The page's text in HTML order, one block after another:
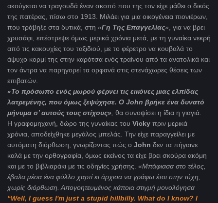
ακούγεται να τραγουδά έναν σκοπό που της τον είχε μάθει ο δικός
της πατέρας, πίσω στο 1913. Μιλάει για μια οικογένεια πιονιέρων,
που τράβηξε στα δυτικά, στη «Γη Της Επαγγελίας», για να βρει
χρυσάφι, επέστρεψε όμως μερικά χρόνια μετά, με τη γυναίκα νεκρή
από τις κακουχίες του ταξιδιού, με το φέρετρο να κουβαλά το
άψυχο κορμί της στην καρότσα ενός τραίνου από τα ανατολικά και
τον άντρα να παρηγορεί τα ορφανά στις στενάχωρες θέσεις των
επιβατών.
«Το πρόσωπο ενός μωρού φέρνει τις εικόνες μιας ελπίδας
λατρεμένης, που όμως ξεψύχησε. Ο John βρήκε ένα δυνατό
μήνυμα σ’ αυτούς τους στίχους», θα συνοψίσει η ίδια η γιαγιά.
Η γραφομηχανή, δώρο της γυναίκας του Vicky πριν μερικά
χρόνια, αποδείχθηκε μεγάλος μπελάς. Την είχε παραγγείλει με
αυτόματη διόρθωση, γνωρίζοντας πώς ο Jοhn δεν τα πήγαινε
καλά με την ορθογραφία, όμως εκείνος τα είχε βρει σκούρα ακόμη
και με το βιβλιαράκι με τις οδηγίες χρήσης. «Μπάφιασα στο τέλος,
έβαλα μέσα ένα φύλλο χαρτί κι άρχισα να γράφω έτσι στην τύχη,
χωρίς διόρθωση. Απογοητευμένος κάποια στιγμή μονολόγησα
“Well, I guess I'm just a stupid hillbilly. What do I know? I